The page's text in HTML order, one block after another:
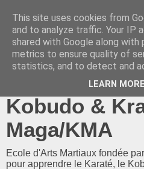
CKF 78-95 /
Ecole Arts
d'Adam
Kobudo &
Maga/KMA
Ecole d'Arts Martiaux fondée
pour apprendre le Karaté, le
This site uses cookies from
and to analyze traffic. Your IP
shared with Google along
metrics to ensure quality of
statistics, and to detect and
LEARN MORE